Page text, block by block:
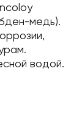
медь).
водой.